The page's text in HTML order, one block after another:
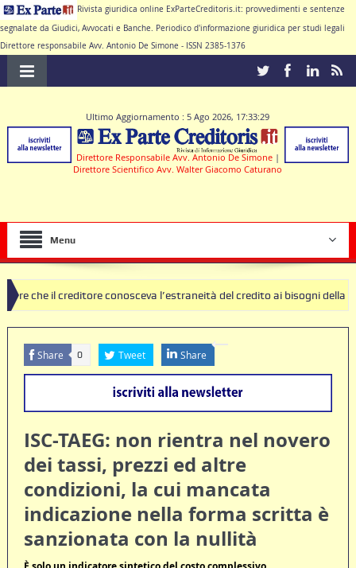
Rivista giuridica online ExParteCreditoris.it: provvedimenti e sentenze
segnalate da Giudici, Avvocati e Banche. Periodico d'informazione giuridica per studi legali
Direttore responsabile Avv. Antonio De Simone - ISSN 2385-1376
Ultimo Aggiornamento : 5 Ago 2026, 17:33:29
Direttore Responsabile Avv. Antonio De Simone |
Direttore Scientifico Avv. Walter Giacomo Caturano
Menu
conosceva l’estraneità del credito ai bisogni della famiglia
nulle deve produrre il contratto di conto corrente
Share 0 Tweet Share
ISC-TAEG: non rientra nel novero
dei tassi, prezzi ed altre
condizioni, la cui mancata
indicazione nella forma scritta è
sanzionata con la nullità